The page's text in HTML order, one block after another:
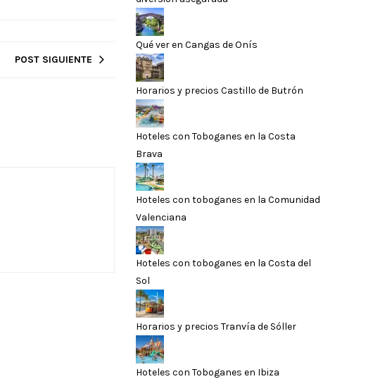
POST SIGUIENTE
Qué ver en Cangas de Onís
Horarios y precios Castillo de Butrón
Hoteles con Toboganes en la Costa
Brava
Hoteles con toboganes en la Comunidad
Valenciana
Hoteles con toboganes en la Costa del
Sol
Horarios y precios Tranvía de Sóller
Hoteles con Toboganes en Ibiza